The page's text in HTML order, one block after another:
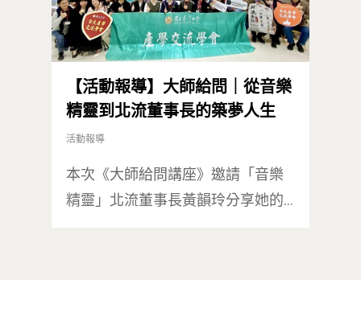
【活動報導】大師給問｜從音樂
精靈到北流董事長的築夢人生
活動報導
本次《大師給問講座》邀請「音樂
精靈」北流董事長黃韻玲分享她的…